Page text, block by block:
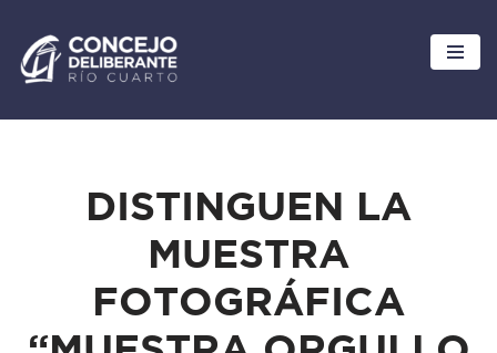
Ir
al
DISTINGUEN LA
MUESTRA
FOTOGRÁFICA